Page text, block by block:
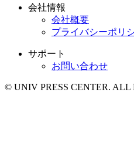
会社情報
会社概要
プライバシーポリ
サポート
お問い合わせ
© UNIV PRESS CENTER. ALL